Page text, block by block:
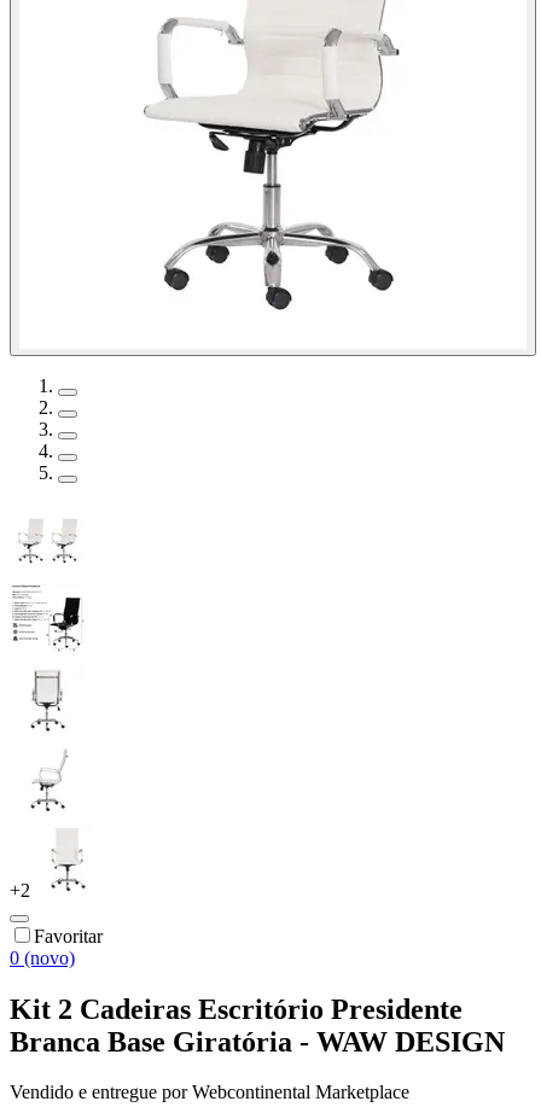
+2
Favoritar
0 (novo)
Kit 2 Cadeiras Escritório Presidente
Branca Base Giratória - WAW DESIGN
Vendido e entregue por Webcontinental Marketplace